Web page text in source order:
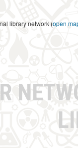
library network (open